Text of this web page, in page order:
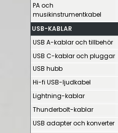
PA och
musikinstrumentkabel
USB-KABLAR
USB A-kablar och tillbehör
USB C-kablar och pluggar
USB hubb
Hi-fi USB-ljudkabel
Lightning-kablar
Thunderbolt-kablar
USB adapter och konverter